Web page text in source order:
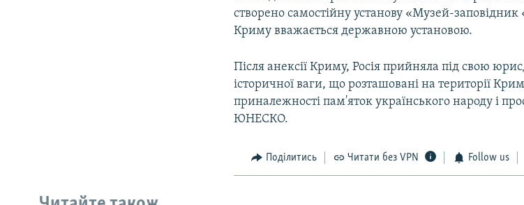
створено самостійну установу «Музей-
Криму вважається державною установою.
Після анексії Криму, Росія прийняла під свою
історичної ваги, що розташовані на території
приналежності пам'яток українського народу і
ЮНЕСКО.
Поділитись Читати без VPN Follow us